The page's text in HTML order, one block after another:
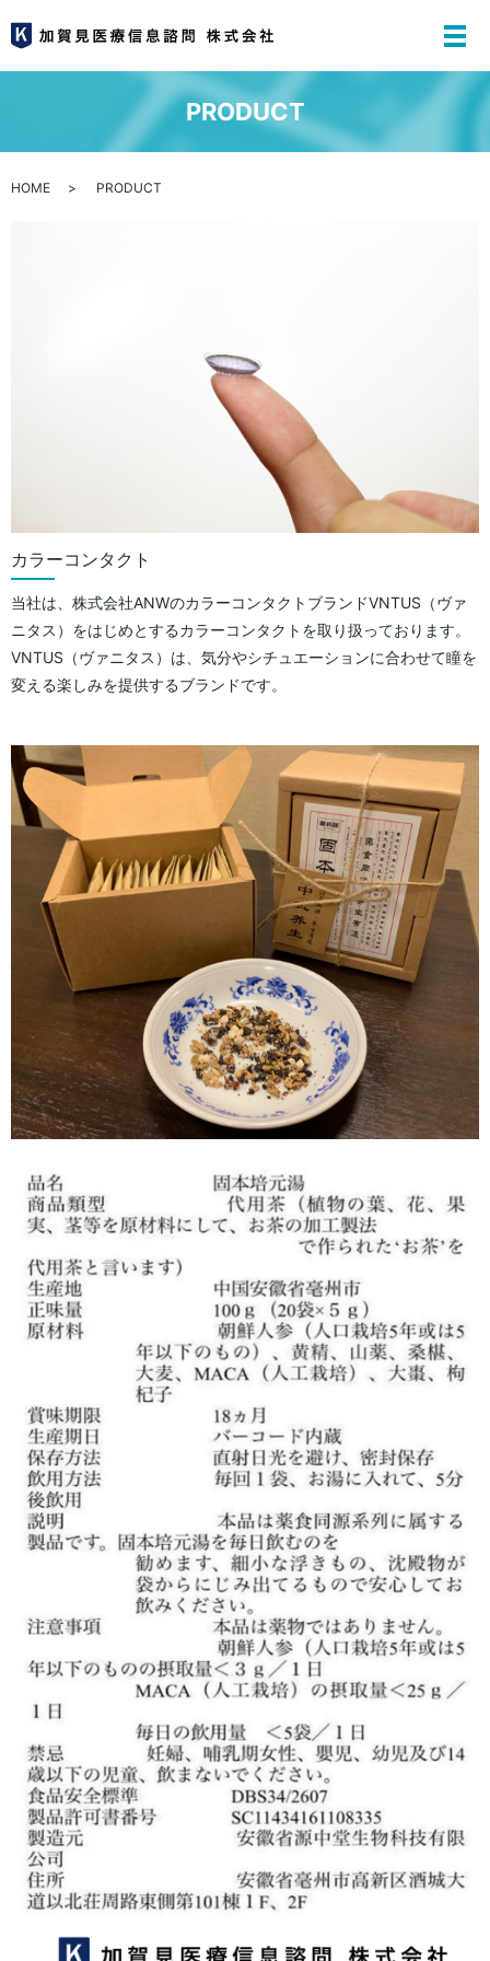
PRODUCT
HOME PRODUCT
カラーコンタクト
当社は、株式会社ANWのカラーコンタクトブランドVNTUS（ヴァ
ニタス）をはじめとするカラーコンタクトを取り扱っております。
VNTUS（ヴァニタス）は、気分やシチュエーションに合わせて瞳を
変える楽しみを提供するブランドです。